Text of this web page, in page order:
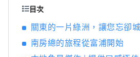
海鮮蓋飯、套餐、壽司、
麥麵、 您可以享用包括
在紀念品中心， 經營千
目次
關東的一片綠洲，讓您忘卻
南房總的旅程從富浦開始